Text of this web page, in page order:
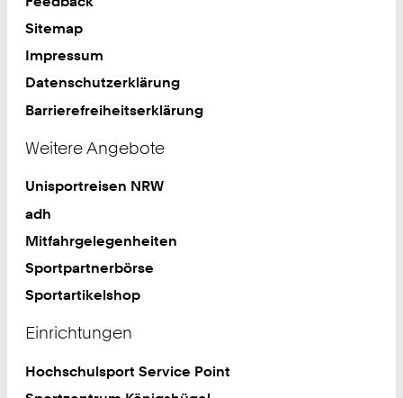
Sitemap
Impressum
Datenschutzerklärung
Barrierefreiheitserklärung
Weitere Angebote
Unisportreisen NRW
adh
Mitfahrgelegenheiten
Sportpartnerbörse
Sportartikelshop
Einrichtungen
Hochschulsport Service Point